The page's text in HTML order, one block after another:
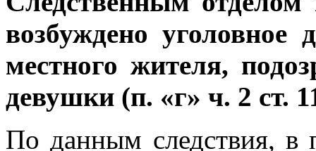
возбуждено уголовное
местного жителя,
девушки (п. «г» ч. 2 ст.
По данным следствия, в